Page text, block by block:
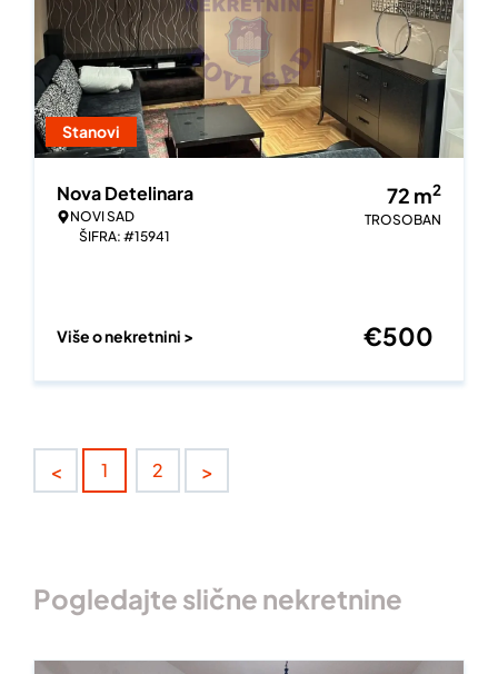
Stanovi
Nova Detelinara
NOVI SAD
ŠIFRA: #15941
72 m2
TROSOBAN
Više o nekretnini > €500
< 1 2 >
Pogledajte slične nekretnine